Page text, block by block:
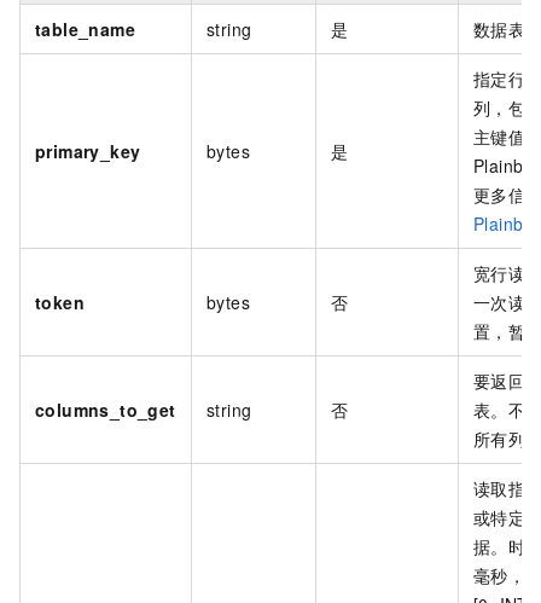
table_name string 是 数据表
primary_key bytes 是
指定行
列，包
主键值
更多信
token bytes 否
宽行读
一次读
置，暂
columns_to_get string 否
要返回
表。不
所有列
读取指
或特定
据。时
毫秒，